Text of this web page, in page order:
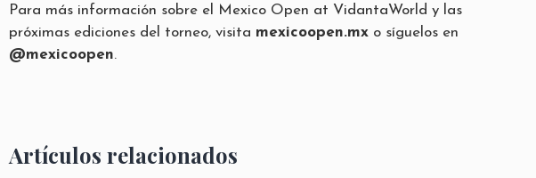
Para más información sobre el Mexico Open at VidantaWorld y las
próximas ediciones del torneo, visita mexicoopen.mx o síguelos en
@mexicoopen.
Artículos relacionados